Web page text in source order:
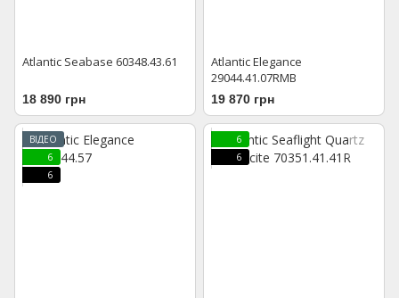
Atlantic Seabase 60348.43.61
18 890 грн
Atlantic Elegance
29044.41.07RMB
19 870 грн
ВІДЕО
6
6
6
6